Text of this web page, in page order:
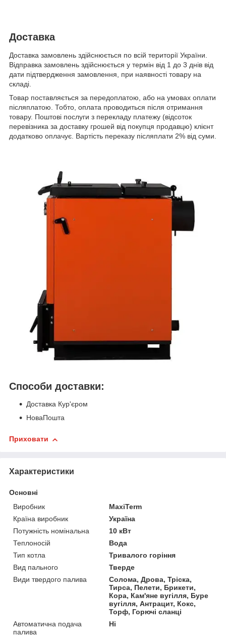
Доставка
Доставка замовлень здійснюється по всій території України.
Відправка замовлень здійснюється у термін від 1 до 3 днів від
дати підтвердження замовлення, при наявності товару на
складі.
Товар поставляється за передоплатою, або на умовах оплати
післяплатою. Тобто, оплата проводиться після отримання
товару. Поштові послуги з перекладу платежу (відсоток
перевізника за доставку грошей від покупця продавцю) клієнт
додатково оплачує. Вартість переказу післяплати 2% від суми.
Способи доставки:
Доставка Кур'єром
НоваПошта
Приховати
Характеристики
Основні
Виробник
MaxiTerm
Країна виробник
Україна
Потужність номінальна
10 кВт
Теплоносій
Вода
Тип котла
Тривалого горіння
Вид пального
Тверде
Види твердого палива
Солома, Дрова, Тріска,
Тирса, Пелети, Брикети,
Кора, Кам'яне вугілля, Буре
вугілля, Антрацит, Кокс,
Торф, Горючі сланці
Автоматична подача
палива
Ні